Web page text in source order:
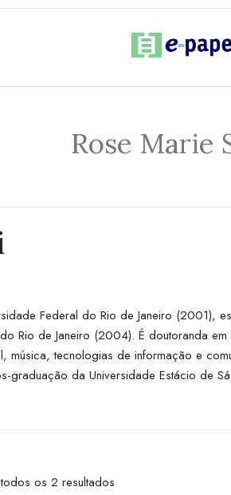
Rose Marie
Federal do Rio de Janeiro (2001),
Rio de Janeiro (2004). É doutoranda em
música, tecnologias de informação e
graduação da Universidade Estácio de
os 2 resultados